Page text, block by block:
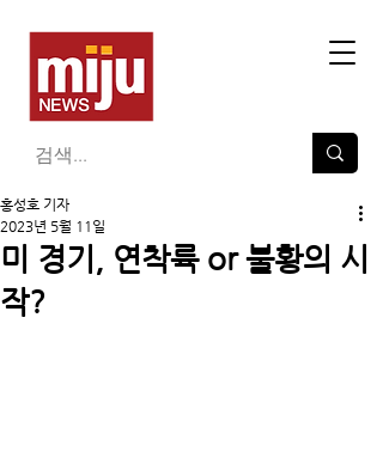
미 경기, 연착륙 or 불황의 시
작?
홍성호 기자
2023년 5월 11일